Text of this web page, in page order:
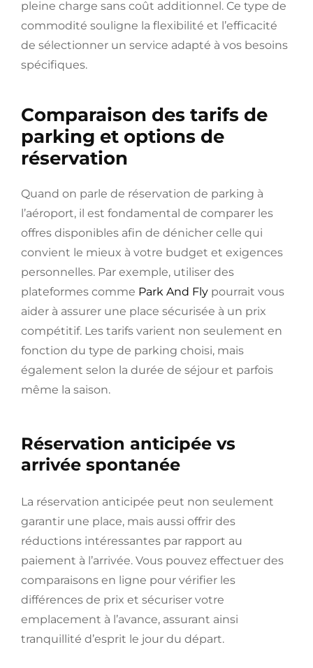
pleine charge sans coût additionnel. Ce type de
commodité souligne la flexibilité et l’efficacité
de sélectionner un service adapté à vos besoins
spécifiques.
Comparaison des tarifs de
parking et options de
réservation
Quand on parle de réservation de parking à
l’aéroport, il est fondamental de comparer les
offres disponibles afin de dénicher celle qui
convient le mieux à votre budget et exigences
personnelles. Par exemple, utiliser des
plateformes comme Park And Fly pourrait vous
aider à assurer une place sécurisée à un prix
compétitif. Les tarifs varient non seulement en
fonction du type de parking choisi, mais
également selon la durée de séjour et parfois
même la saison.
Réservation anticipée vs
arrivée spontanée
La réservation anticipée peut non seulement
garantir une place, mais aussi offrir des
réductions intéressantes par rapport au
paiement à l’arrivée. Vous pouvez effectuer des
comparaisons en ligne pour vérifier les
différences de prix et sécuriser votre
emplacement à l’avance, assurant ainsi
tranquillité d’esprit le jour du départ.